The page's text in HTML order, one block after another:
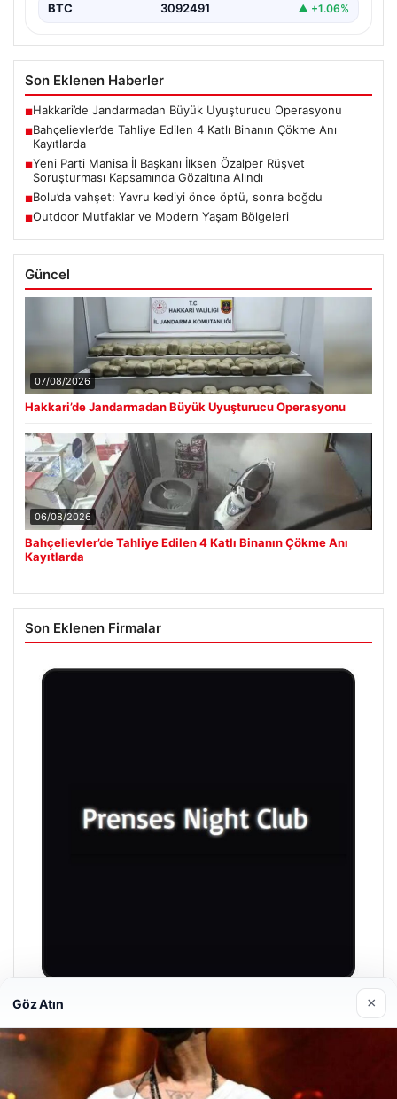
ALTIN 6660.6 ▲ +2.59%
BTC 3092491 ▲ +1.06%
Son Eklenen Haberler
Hakkari’de Jandarmadan Büyük Uyuşturucu Operasyonu
■Bahçelievler’de Tahliye Edilen 4 Katlı Binanın Çökme Anı
Kayıtlarda
■Yeni Parti Manisa İl Başkanı İlksen Özalper Rüşvet
Soruşturması Kapsamında Gözaltına Alındı
■Outdoor Mutfaklar ve Modern Yaşam Bölgeleri
Hakkari’de Jandarmadan Büyük Uyuşturucu Operasyonu
06/08/2026
Kayıtlarda
Son Eklenen Firmalar
Prenses Night Club
Göz Atın ×